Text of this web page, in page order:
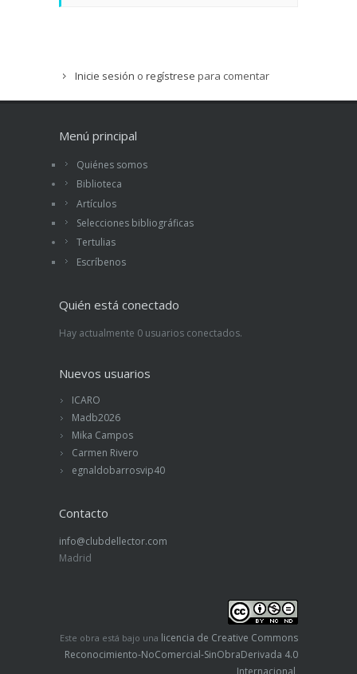
Inicie sesión o regístrese para comentar
Menú principal
Quiénes somos
Biblioteca
Artículos
Selecciones bibliográficas
Tertulias
Escríbenos
Quién está conectado
Hay actualmente 0 usuarios conectados.
Nuevos usuarios
ICARO
Madb2026
Mika Campos
Carmen Rivero
egnaldobarrosvip40
Contacto
info@clubdellector.com
Madrid
Este obra está bajo una licencia de Creative Commons
Reconocimiento-NoComercial-SinObraDerivada 4.0
Internacional